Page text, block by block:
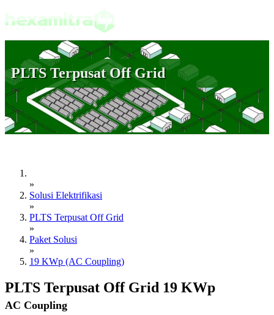
PLTS Terpusat Off Grid
»
Solusi Elektrifikasi
»
PLTS Terpusat Off Grid
»
Paket Solusi
»
19 KWp (AC Coupling)
PLTS Terpusat Off Grid 19 KWp
AC Coupling